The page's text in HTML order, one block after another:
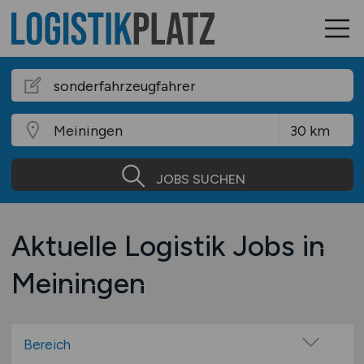
JOBS SUCHEN
Aktuelle Logistik Jobs in
Meiningen
Bereich